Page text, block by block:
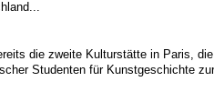
die zweite Kulturstätte in Paris,
Studenten für Kunstgeschichte